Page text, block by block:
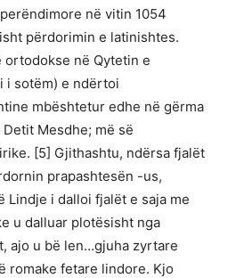
në vitin 1054
përdorimin e latinishtes.
ortodokse në Qytetin e
i sotëm) e ndërtoi
mbështetur edhe në gërma
Mesdhe; më së
[5] Gjithashtu, ndërsa fjalët
prapashtesën -us,
Lindje i dalloi fjalët e saja me
u dalluar plotësisht nga
ajo u bë len…gjuha zyrtare
romake fetare lindore. Kjo